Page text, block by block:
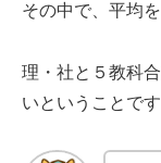
その中で、平均
理・社と５教科
いということです